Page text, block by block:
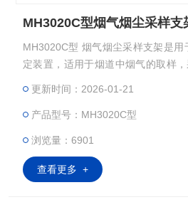
MH3020C型烟气烟尘采样支
MH3020C型 烟气烟尘采样支架是用
定装置，适用于烟道中烟气的取样，
更新时间：2026-01-21
产品型号：MH3020C型
浏览量：6901
查看更多 +